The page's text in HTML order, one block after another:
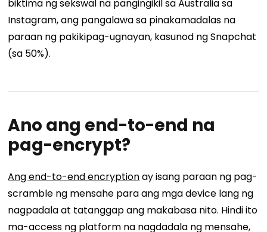
biktima ng sekswal na pangingikil sa Australia sa
Instagram, ang pangalawa sa pinakamadalas na
paraan ng pakikipag-ugnayan, kasunod ng Snapchat
(sa 50%).
Ano ang end-to-end na
pag-encrypt?
Ang end-to-end encryptionay isang paraan ng pag-
scramble ng mensahe para ang mga device lang ng
nagpadala at tatanggap ang makabasa nito. Hindi ito
ma-access ng platform na nagdadala ng mensahe,